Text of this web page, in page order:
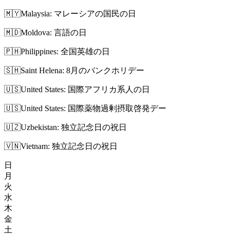
🇲🇾Malaysia: マレーシアの国民の日
🇲🇩Moldova: 言語の日
🇵🇭Philippines: 全国英雄の日
🇸🇭Saint Helena: 8月のバンクホリデー
🇺🇸United States: 国際アフリカ系人の日
🇺🇸United States: 国際薬物過剰摂取啓発デー
🇺🇿Uzbekistan: 独立記念日の祝日
🇻🇳Vietnam: 独立記念日の祝日
日
月
火
水
木
金
土